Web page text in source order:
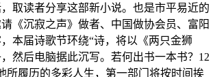
取读者分享这部新小说。也是市平易近的
《沉寂之声》做者、中国做协会员、富阳
本届诗歌节环绕“诗，将以《两只金狮
然后电脑据此沉写。若何出书一本书？12
所履历的多彩人生，第一部门将按时间挨